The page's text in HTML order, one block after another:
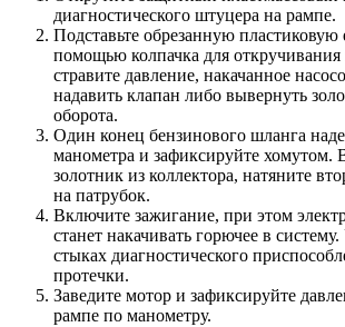
диагностического штуцера на рампе.
Подставьте обрезанную пластиковую
помощью колпачка для откручивания
стравите давление, накачанное
надавить клапан либо вывернуть
оборота.
Один конец бензинового шланга
манометра и зафиксируйте хомутом.
золотник из коллектора, натяните
на патрубок.
Включите зажигание, при этом
станет накачивать горючее в
стыках диагностического
протечки.
Заведите мотор и зафиксируйте
рампе по манометру.